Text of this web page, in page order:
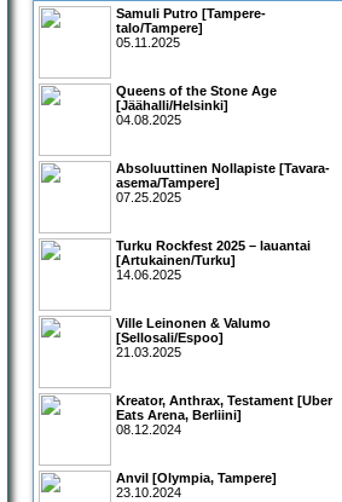
Samuli Putro [Tampere-
talo/Tampere]
05.11.2025
Queens of the Stone Age
[Jäähalli/Helsinki]
04.08.2025
Absoluuttinen Nollapiste [Tavara-
asema/Tampere]
07.25.2025
Turku Rockfest 2025 – lauantai
[Artukainen/Turku]
14.06.2025
Ville Leinonen & Valumo
[Sellosali/Espoo]
21.03.2025
Kreator, Anthrax, Testament [Uber
Eats Arena, Berliini]
08.12.2024
Anvil [Olympia, Tampere]
23.10.2024